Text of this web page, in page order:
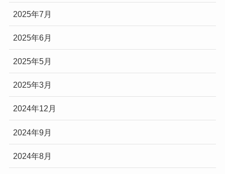
2025年7月
2025年6月
2025年5月
2025年3月
2024年12月
2024年9月
2024年8月